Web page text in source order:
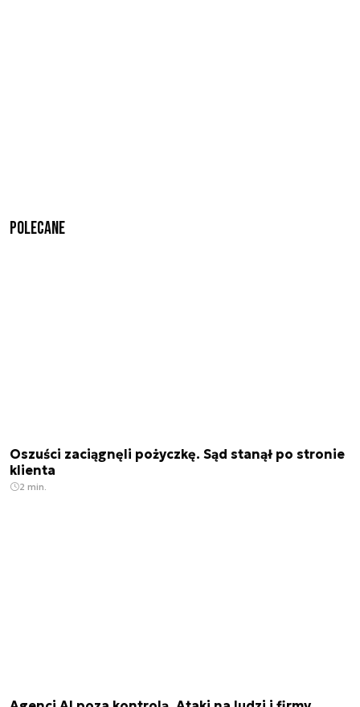
Polecane
Oszuści zaciągnęli pożyczkę. Sąd stanął po stronie
klienta
2 min.